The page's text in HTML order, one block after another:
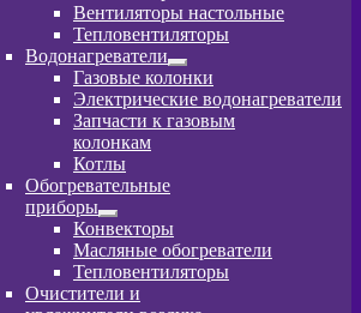
меню
Вентиляторы настольные
Тепловентиляторы
Водонагреватели
Развернутое
вложенное
меню
Газовые колонки
Электрические водонагреватели
Запчасти к газовым
колонкам
Котлы
Обогревательные
приборы
Развернутое
вложенное
меню
Конвекторы
Масляные обогреватели
Тепловентиляторы
Очистители и